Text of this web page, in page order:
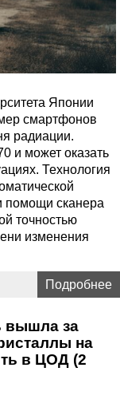
Японии
смартфонов
радиации.
и может оказать
Технология
помощи сканера
точностью
изменения
Подробнее
вышла за
на
в ЦОД (2